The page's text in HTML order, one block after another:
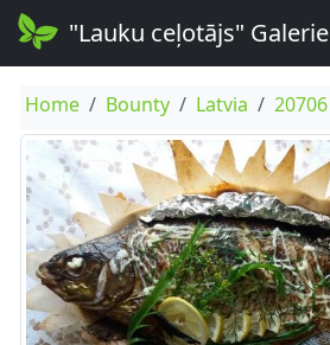
"Lauku ceļotājs" Galerie
Home Bounty Latvia 20706